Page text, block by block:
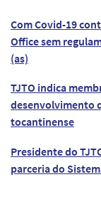
Com Covid-19
Office sem
(as)
TJTO indica
desenvolvimento
tocantinense
Presidente do
parceria do